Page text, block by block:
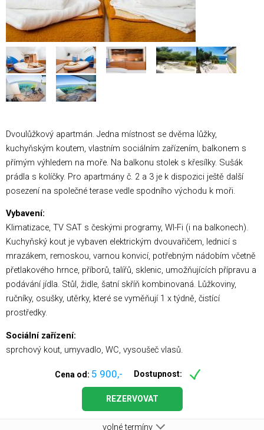
Dvoulůžkový apartmán. Jedna místnost se dvěma lůžky,
kuchyňským koutem, vlastním sociálním zařízením, balkonem s
přímým výhledem na moře. Na balkonu stolek s křesílky. Sušák
prádla s kolíčky. Pro apartmány č. 2 a 3 je k dispozici ještě další
posezení na společné terase vedle spodního východu k moři.
Vybavení:
Klimatizace, TV SAT s českými programy, WI-Fi (i na balkonech).
Kuchyňský kout je vybaven elektrickým dvouvařičem, lednicí s
mrazákem, remoskou, varnou konvicí, potřebným nádobím včetně
přetlakového hrnce, příborů, talířů, sklenic, umožňujících přípravu a
podávání jídla. Stůl, židle, šatní skříň kombinovaná. Lůžkoviny,
ručníky, osušky, utěrky, které se vyměňují 1 x týdně, čistící
prostředky.
Sociální zařízení:
sprchový kout, umyvadlo, WC, vysoušeč vlasů.
Cena od: 5 900,- Dostupnost:
REZERVOVAT
volné termíny